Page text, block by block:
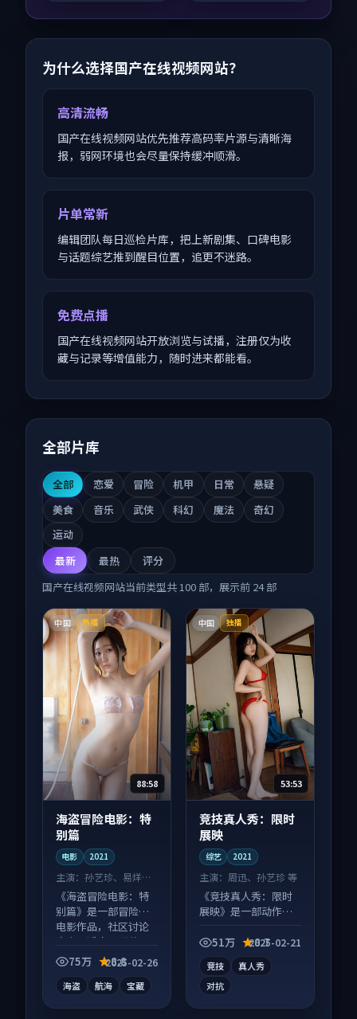
为什么选择国产在线视频网站？
高清流畅
国产在线视频网站优先推荐高码率片源与清晰海
报，弱网环境也会尽量保持缓冲顺滑。
片单常新
编辑团队每日巡检片库，把上新剧集、口碑电影
与话题综艺推到醒目位置，追更不迷路。
免费点播
国产在线视频网站开放浏览与试播，注册仅为收
藏与记录等增值能力，随时进来都能看。
全部片库
全部 恋爱 冒险 机甲 日常
悬疑
美食
音乐 武侠 科幻 魔法
奇幻
运动
最新
最热
评分
国产在线视频网站当前类型共100 部，展示前 24部
中国 热播
88:58
海盗冒险电影：特
别篇
电影 2021
主演： 孙艺珍、易烊千
玺 等
《海盗冒险电影：特
别篇》是一部冒险向
电影作品，社区讨论
度高，适合配弹幕观
看。75万 8.8
2025-02-26
海盗 航海 宝藏
中国 独播
53:53
竞技真人秀：限时
展映
综艺 2021
主演： 周迅、孙艺珍 等
《竞技真人秀：限时
展映》是一部动作向
端观看，细节更丰
51万 8.7
2025-02-21
竞技
真人秀
对抗